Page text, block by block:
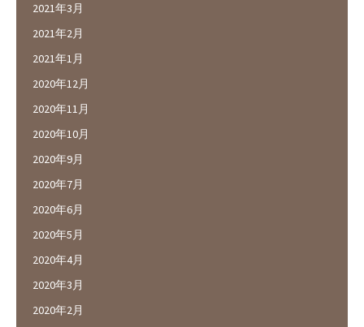
2021年3月
2021年2月
2021年1月
2020年12月
2020年11月
2020年10月
2020年9月
2020年7月
2020年6月
2020年5月
2020年4月
2020年3月
2020年2月